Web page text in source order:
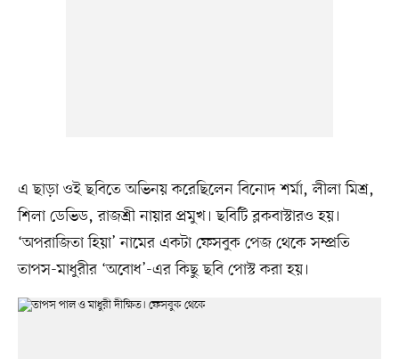
এ ছাড়া ওই ছবিতে অভিনয় করেছিলেন বিনোদ শর্মা, লীলা মিশ্র,
শিলা ডেভিড, রাজশ্রী নায়ার প্রমুখ। ছবিটি ব্লকবাস্টারও হয়।
‘অপরাজিতা হিয়া’ নামের একটা ফেসবুক পেজ থেকে সম্প্রতি
তাপস-মাধুরীর ‘অবোধ’-এর কিছু ছবি পোস্ট করা হয়।